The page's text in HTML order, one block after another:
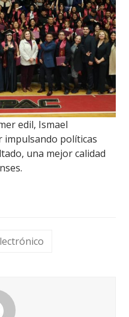
edil, Ismael
impulsando políticas
una mejor calidad